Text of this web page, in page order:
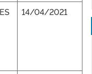
14/04/2021